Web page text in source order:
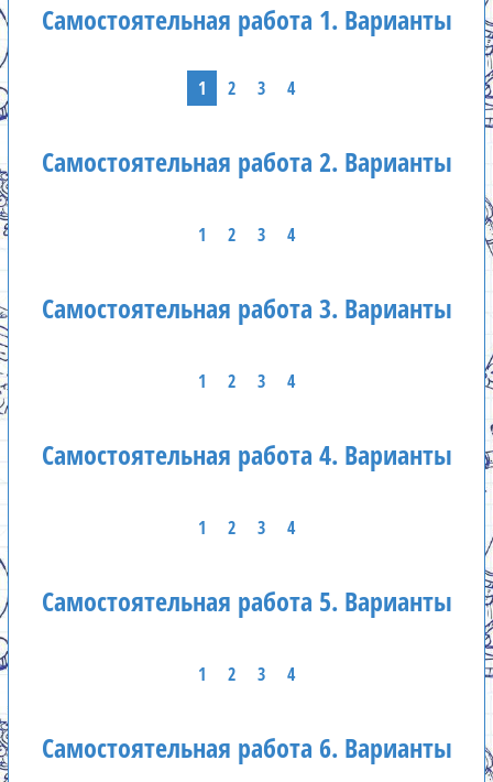
Самостоятельная работа 1. Варианты
1 2 3 4
Самостоятельная работа 2. Варианты
1 2 3 4
Самостоятельная работа 3. Варианты
1 2 3 4
Самостоятельная работа 4. Варианты
1 2 3 4
Самостоятельная работа 5. Варианты
1 2 3 4
Самостоятельная работа 6. Варианты